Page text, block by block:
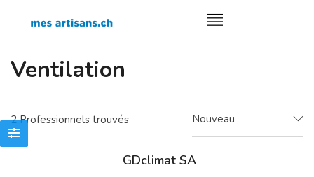
Ventilation
2Professionnels trouvés Nouveau
GDclimat SA